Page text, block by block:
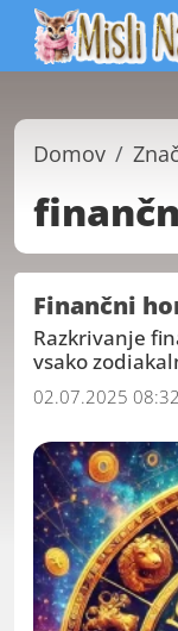
Domov
Finančni
Razkrivanje
vsako
02.07.2025